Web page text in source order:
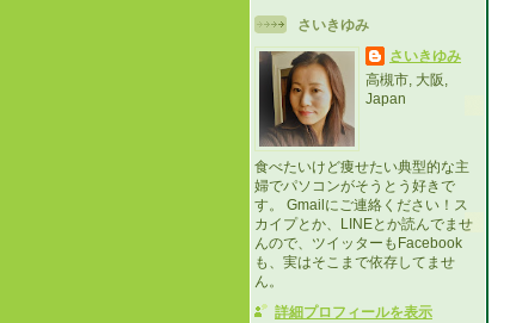
さいきゆみ
さいきゆみ
高槻市, 大阪,
Japan
食べたいけど痩せたい典型的な主
婦でパソコンがそうとう好きで
す。 Gmailにご連絡ください！ス
カイプとか、LINEとか読んでませ
んので、ツイッターもFacebook
も、実はそこまで依存してませ
ん。
詳細プロフィールを表示